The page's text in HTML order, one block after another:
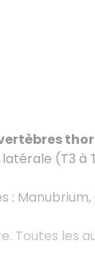
(T3 à
:
Toutes les